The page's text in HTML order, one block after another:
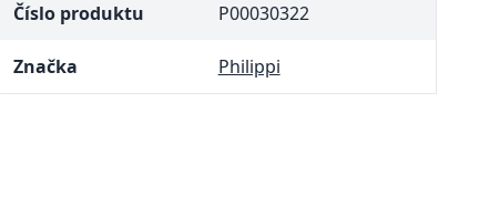
Číslo produktu P00030322
Značka Philippi